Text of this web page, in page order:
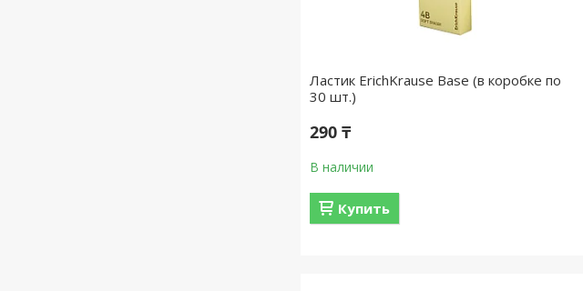
Ластик ErichKrause Base (в коробке по
30 шт.)
290 ₸
В наличии
Купить